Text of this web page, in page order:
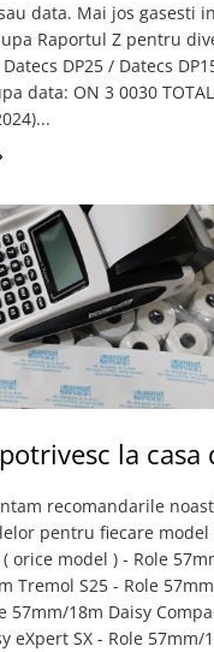
data. Mai jos gasesti
Raportul Z pentru
DP25 / Datecs
data: ON 3 0030
la casa
recomandarile
pentru fiecare model
orice model ) - Role
Tremol S25 - Role
57mm/18m Daisy
eXpert SX - Role 57mm/